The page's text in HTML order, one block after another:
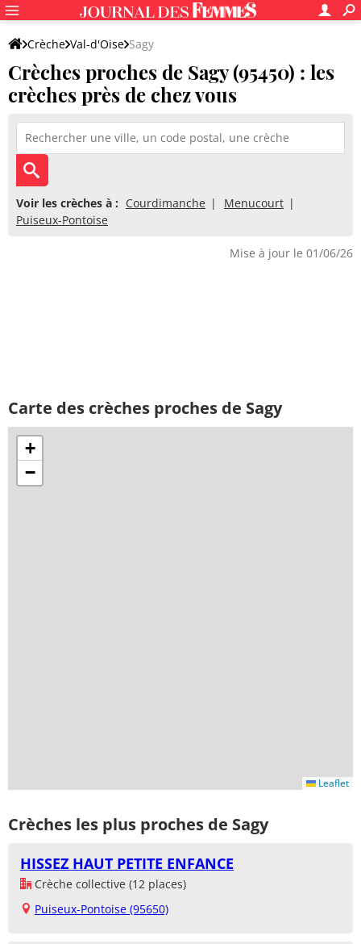
Crèche Val-d'Oise Sagy
Crèches proches de Sagy (95450) : les
crèches près de chez vous
Voir les crèches à : Courdimanche
Menucourt
Puiseux-Pontoise
Mise à jour le 01/06/26
Carte des crèches proches de Sagy
+
−
Leaflet
Crèches les plus proches de Sagy
HISSEZ HAUT PETITE ENFANCE
Crèche collective (12 places)
Puiseux-Pontoise (95650)